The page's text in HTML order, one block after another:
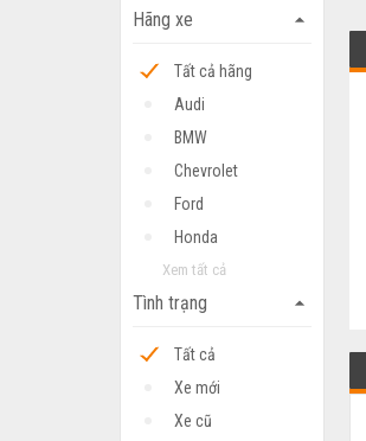
arrow_drop_up
Hãng xe
Tất cả hãng
Audi
BMW
Chevrolet
Ford
Honda
Xem tất cả
arrow_drop_up
Tình trạng
Tất cả
Xe mới
Xe cũ